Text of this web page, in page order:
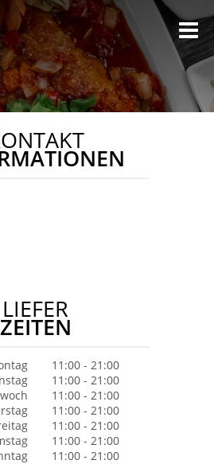
LIEFER
ZEITEN
11:00 - 21:00
11:00 - 21:00
11:00 - 21:00
11:00 - 21:00
11:00 - 21:00
11:00 - 21:00
11:00 - 21:00